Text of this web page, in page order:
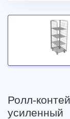
Ролл-
усиленный